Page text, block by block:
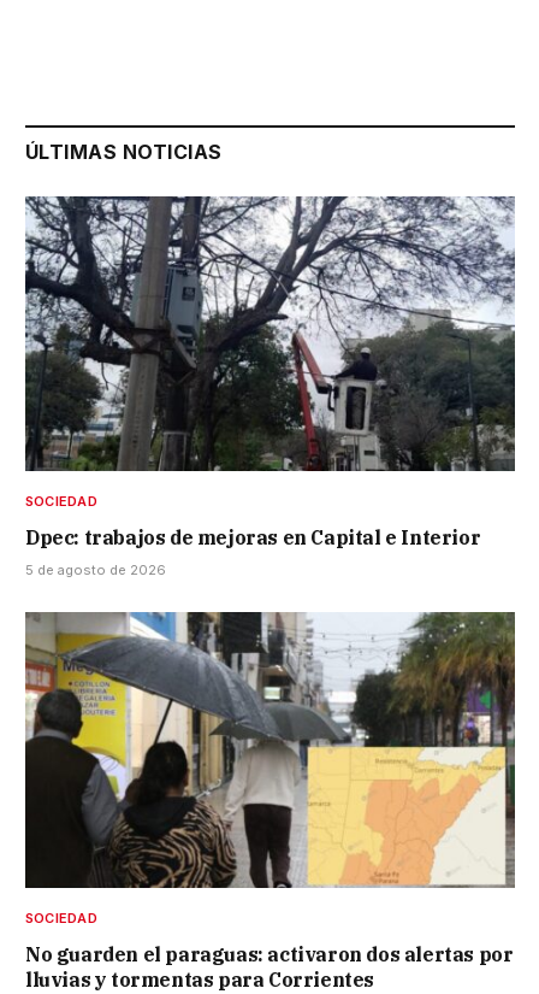
ÚLTIMAS NOTICIAS
SOCIEDAD
Dpec: trabajos de mejoras en Capital e Interior
5 de agosto de 2026
SOCIEDAD
No guarden el paraguas: activaron dos alertas por
lluvias y tormentas para Corrientes